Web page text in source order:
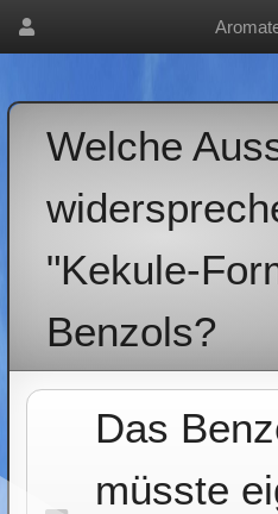
Welche
"Kekule-
Benzols?
Das
müsste